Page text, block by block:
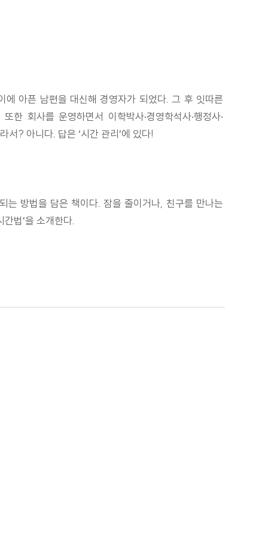
아픈 남편을 대신해 경영자가 되었다. 그 후 잇따른
회사를 운영하면서 이학박사·경영학석사·행정사·
서? 아니다. 답은 ‘시간 관리’에 있다!
는 방법을 담은 책이다. 잠을 줄이거나, 친구를 만나는
법’을 소개한다.